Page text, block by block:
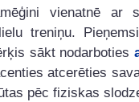
vienatnē ar
treniņu.
sākt nodarboties
atcerēties
pēc fiziskas